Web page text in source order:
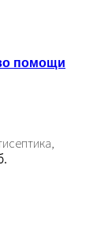
помощи